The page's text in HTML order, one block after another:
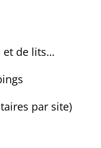
et de lits…
par site)